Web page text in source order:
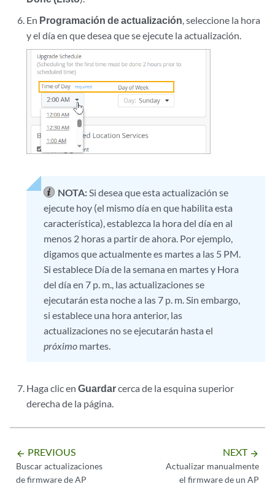
En Programación de actualización, seleccione la hora
y el día en que desea que se ejecute la actualización.
NOTA:Si desea que esta actualización se
ejecute hoy (el mismo día en que habilita esta
característica), establezca la hora del día en al
menos 2 horas a partir de ahora. Por ejemplo,
digamos que actualmente es martes a las 5 PM.
Si establece Día de la semana en martes y Hora
del día en 7 p. m., las actualizaciones se
ejecutarán esta noche a las 7 p. m. Sin embargo,
si establece una hora anterior, las
actualizaciones no se ejecutarán hasta el
próximo martes.
Haga clic enGuardarcerca de la esquina superior
derecha de la página.
arrow_backward PREVIOUS
Buscar actualizaciones
de firmware de AP
NEXT arrow_forward
Actualizar manualmente
el firmware de un AP